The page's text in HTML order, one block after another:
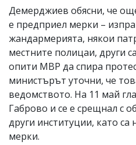
Демерджиев обясни, че
е предприел мерки –
жандармерията, някои
местните полицаи, други
опити МВР да спира
министърът уточни, че
ведомството. На 11 май
Габрово и се е срещнал с
други институции, като са
мерки.